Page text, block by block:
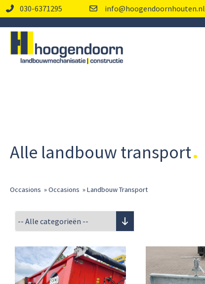
030-6371295 info@hoogendoornhouten.nl
Alle landbouw transport
Occasions »Occasions »Landbouw Transport